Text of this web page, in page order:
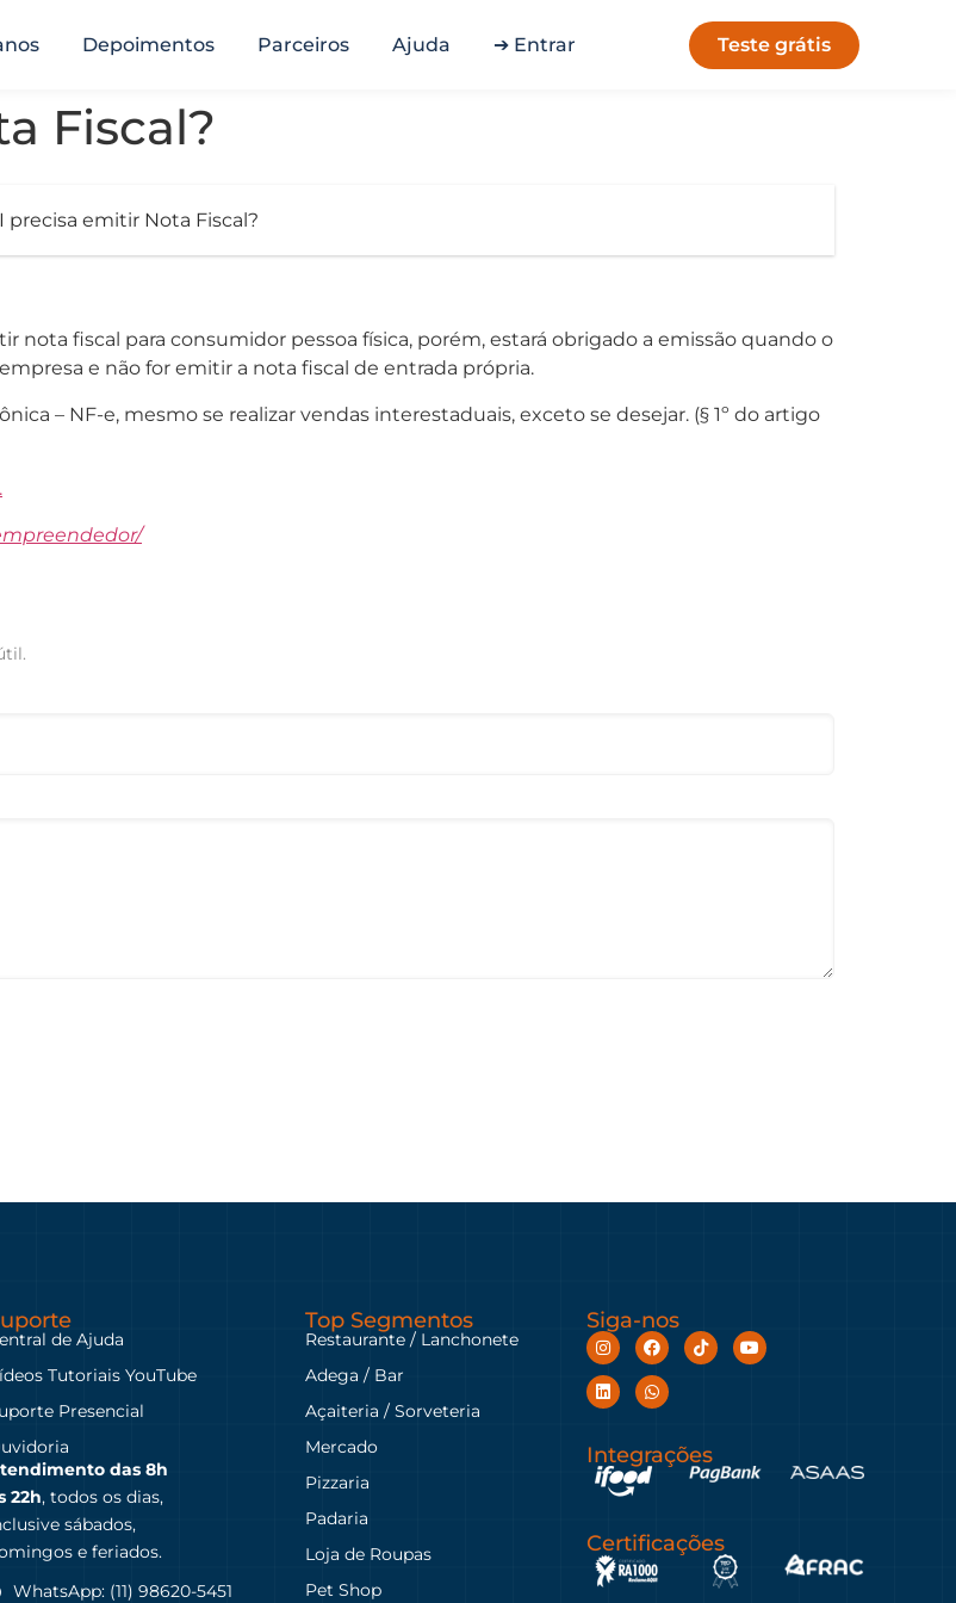
Depoimentos Parceiros Ajuda ➔ Entrar Teste grátis
Fiscal?
precisa emitir Nota Fiscal?
fiscal para consumidor pessoa física, porém, estará obrigado a emissão quando o
e não for emitir a nota fiscal de entrada própria.
– NF-e, mesmo se realizar vendas interestaduais, exceto se desejar. (§ 1º do artigo
de Ajuda
Tutoriais YouTube
Presencial
das 8h
22h, todos os dias,
sábados,
e feriados.
WhatsApp: (11) 98620-5451
Top Segmentos
Restaurante / Lanchonete
Adega / Bar
Açaiteria / Sorveteria
Mercado
Pizzaria
Padaria
Loja de Roupas
Pet Shop
Siga-nos
Integrações
Certificações